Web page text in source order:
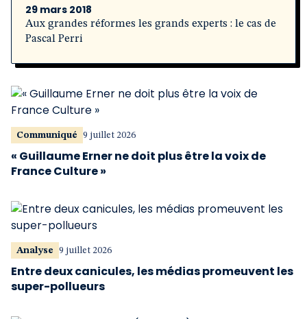
29 mars 2018
Aux grandes réformes les grands experts : le cas de
Pascal Perri
Communiqué 9 juillet 2026
« Guillaume Erner ne doit plus être la voix de
France Culture »
Analyse 9 juillet 2026
Entre deux canicules, les médias promeuvent les
super-pollueurs